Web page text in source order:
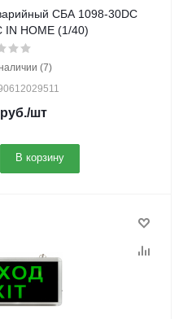
СБА 1098-30DC
IN HOME (1/40)
(7)
/шт
В корзину